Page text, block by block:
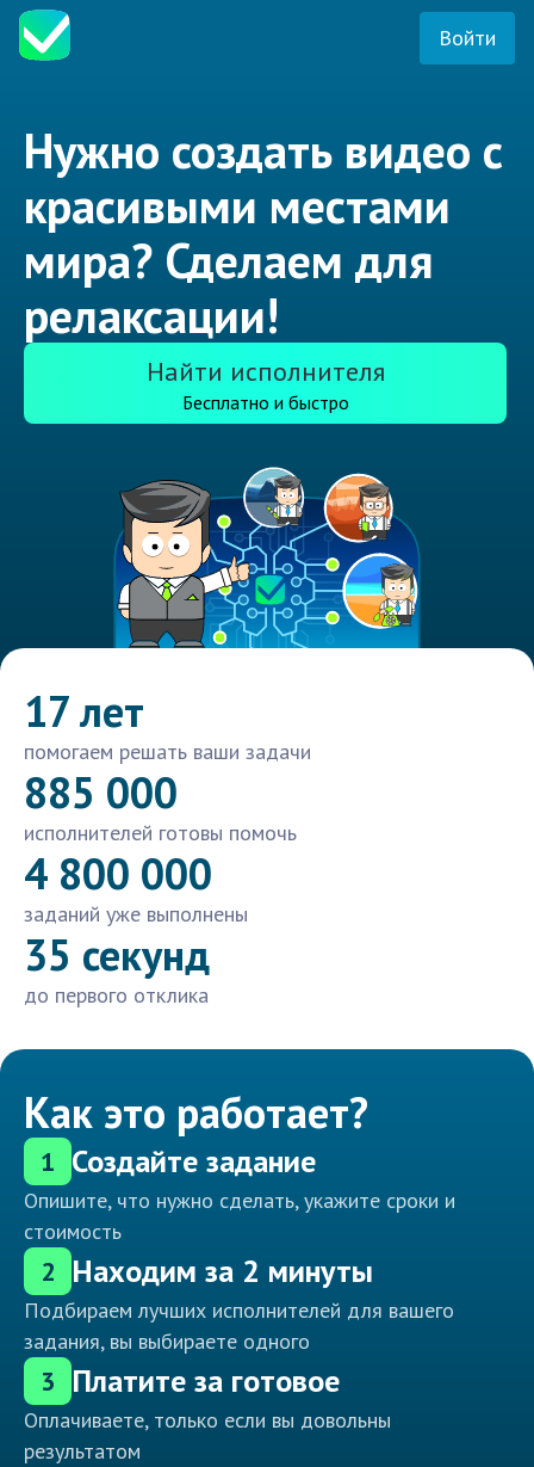
Войти
Нужно создать видео с
красивыми местами
мира? Сделаем для
релаксации!
Найти исполнителя
Бесплатно и быстро
17 лет
помогаем решать ваши задачи
885 000
исполнителей готовы помочь
4 800 000
заданий уже выполнены
35 секунд
до первого отклика
Как это работает?
1 Создайте задание
Опишите, что нужно сделать, укажите сроки и
стоимость
2 Находим за 2 минуты
Подбираем лучших исполнителей для вашего
задания, вы выбираете одного
3 Платите за готовое
Оплачиваете, только если вы довольны
результатом